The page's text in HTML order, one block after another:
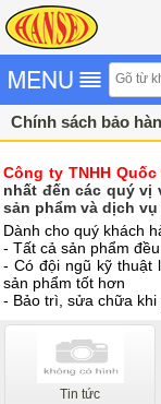
Chính sách bảo
Công ty TNHH Quốc
nhất đến các quý vị
sản phẩm và dịch
Dành cho quý khách
- Tất cả sản phẩm
- Có đội ngũ kỹ thuật
sản phẩm tốt hơn
- Bảo trì, sửa chữa khi
Tin tức